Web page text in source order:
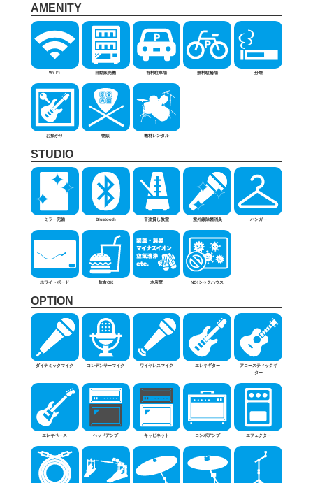
AMENITY
Wi-Fi 自動販売機 有料駐車場 無料駐輪場 分煙
お預かり 物販 機材レンタル
STUDIO
ミラー完備 Bluetooth 音楽貸し教室 紫外線除菌消臭 ハンガー
ホワイトボード 飲食OK 木炭壁 NO!シックハウス
OPTION
ダイナミックマイク コンデンサーマイク ワイヤレスマイク エレキギター
アコースティックギ
ター
エレキベース ヘッドアンプ キャビネット コンボアンプ エフェクター